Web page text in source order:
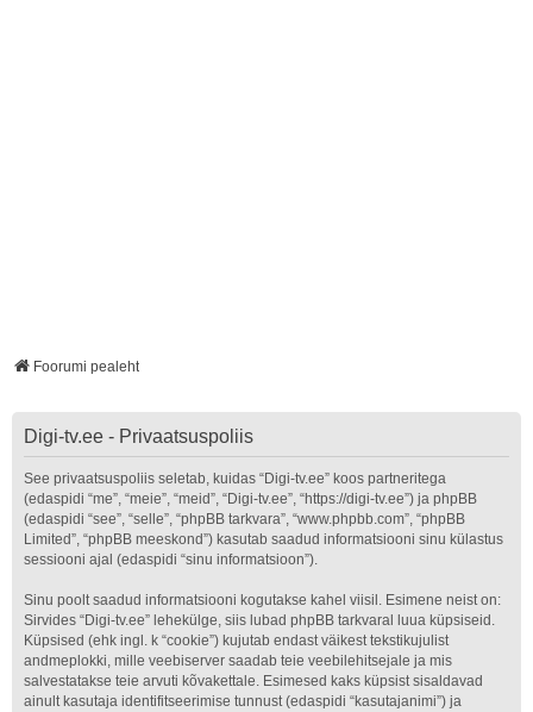
Foorumi pealeht
Digi-tv.ee - Privaatsuspoliis
See privaatsuspoliis seletab, kuidas “Digi-tv.ee” koos partneritega
(edaspidi “me”, “meie”, “meid”, “Digi-tv.ee”, “https://digi-tv.ee”) ja phpBB
(edaspidi “see”, “selle”, “phpBB tarkvara”, “www.phpbb.com”, “phpBB
Limited”, “phpBB meeskond”) kasutab saadud informatsiooni sinu külastus
sessiooni ajal (edaspidi “sinu informatsioon”).
Sinu poolt saadud informatsiooni kogutakse kahel viisil. Esimene neist on:
Sirvides “Digi-tv.ee” lehekülge, siis lubad phpBB tarkvaral luua küpsiseid.
Küpsised (ehk ingl. k “cookie”) kujutab endast väikest tekstikujulist
andmeplokki, mille veebiserver saadab teie veebilehitsejale ja mis
salvestatakse teie arvuti kõvakettale. Esimesed kaks küpsist sisaldavad
ainult kasutaja identifitseerimise tunnust (edaspidi “kasutajanimi”) ja